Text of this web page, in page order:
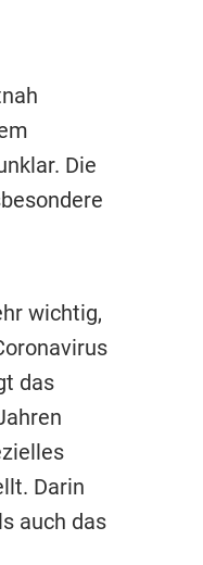
Die
wichtig,
das
Darin
auch das